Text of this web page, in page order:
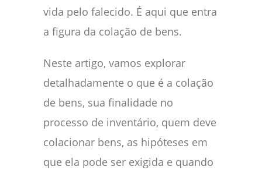
vida pelo falecido. É aqui que entra
a figura da colação de bens.
Neste artigo, vamos explorar
detalhadamente o que é a colação
de bens, sua finalidade no
processo de inventário, quem deve
colacionar bens, as hipóteses em
que ela pode ser exigida e quando